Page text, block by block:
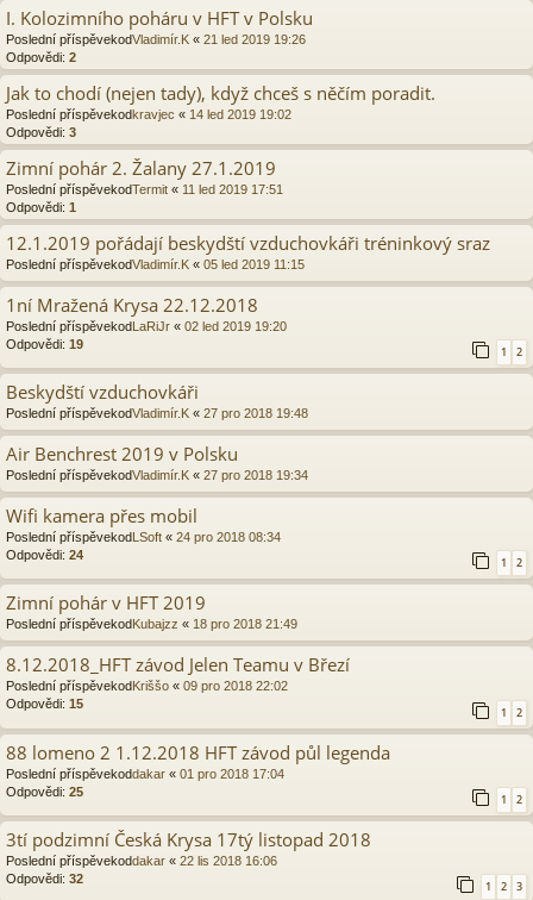
I. Kolozimního poháru v HFT v Polsku
Poslední příspěvekodVladimír.K « 21 led 2019 19:26
Odpovědi: 2
Jak to chodí (nejen tady), když chceš s něčím poradit.
Poslední příspěvekodkravjec « 14 led 2019 19:02
Odpovědi: 3
Zimní pohár 2. Žalany 27.1.2019
Poslední příspěvekodTermit « 11 led 2019 17:51
Odpovědi: 1
12.1.2019 pořádají beskydští vzduchovkáři tréninkový sraz
Poslední příspěvekodVladimír.K « 05 led 2019 11:15
1ní Mražená Krysa 22.12.2018
Poslední příspěvekodLaRiJr « 02 led 2019 19:20
Odpovědi: 19
1 2
Beskydští vzduchovkáři
Poslední příspěvekodVladimír.K « 27 pro 2018 19:48
Air Benchrest 2019 v Polsku
Poslední příspěvekodVladimír.K « 27 pro 2018 19:34
Wifi kamera přes mobil
Poslední příspěvekodLSoft « 24 pro 2018 08:34
Odpovědi: 24
1 2
Zimní pohár v HFT 2019
Poslední příspěvekod Kubajzz « 18 pro 2018 21:49
8.12.2018_HFT závod Jelen Teamu v Březí
Poslední příspěvekod Kriššo « 09 pro 2018 22:02
Odpovědi: 15
1 2
88 lomeno 2 1.12.2018 HFT závod půl legenda
Poslední příspěvekoddakar « 01 pro 2018 17:04
Odpovědi: 25
1 2
3tí podzimní Česká Krysa 17tý listopad 2018
Poslední příspěvekoddakar « 22 lis 2018 16:06
Odpovědi: 32
1 2 3